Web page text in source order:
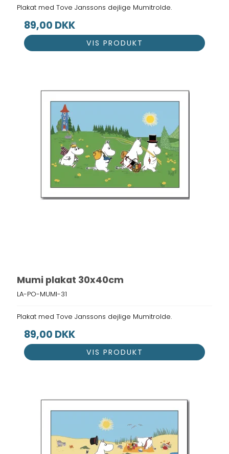
Plakat med Tove Janssons dejlige Mumitrolde.
89,00 DKK
VIS PRODUKT
Mumi plakat 30x40cm
LA-PO-MUMI-31
Plakat med Tove Janssons dejlige Mumitrolde.
89,00 DKK
VIS PRODUKT